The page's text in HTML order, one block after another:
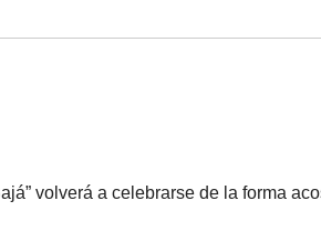
volverá a celebrarse de la forma